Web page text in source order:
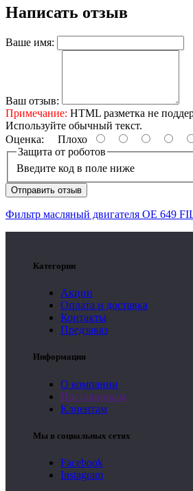
Написать отзыв
Ваше имя:
Ваш отзыв:
Примечание: HTML разметка не
Используйте обычный текст.
Оценка: Плохо
Защита от роботов
Введите код в поле ниже
Отправить отзыв
Фильтр масляный двигателя OE 649
Категории
Акции
Оплата и доставка
Контакты
Предзаказ
Информация
О компании
Поставщикам
Клиентам
Мы в социальных сетях
Facebook
Instagram